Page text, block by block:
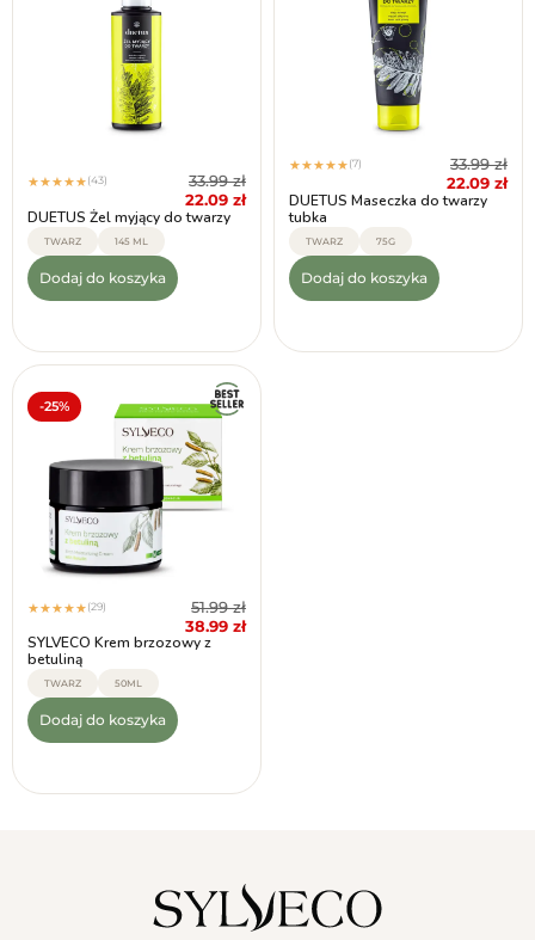
★★★★★(43) 33.99zł
22.09 zł
DUETUS Żel myjący do twarzy
TWARZ 145 ML
Dodaj do koszyka
★★★★★(7) 33.99zł
22.09 zł
DUETUS Maseczka do twarzy
tubka
TWARZ 75G
Dodaj do koszyka
-25%
★★★★★(29) 51.99zł
38.99 zł
SYLVECO Krem brzozowy z
betuliną
TWARZ 50ML
Dodaj do koszyka